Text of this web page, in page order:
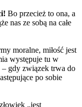
Bo przecież to ona, a
nas ze sobą na całe
moralne, miłość jest
występuje tu w
gdy związek trwa do
po sobie
„jest